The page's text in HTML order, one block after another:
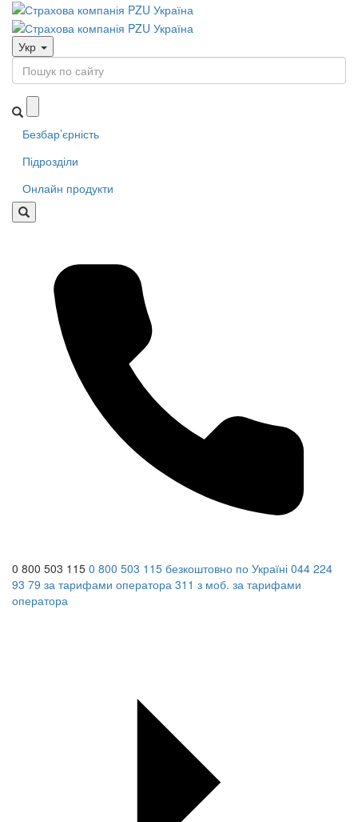
Укр
Безбар’єрність
Підрозділи
Онлайн продукти
0 800 503 115 0 800 503 115 безкоштовно по Україні 044 224
93 79 за тарифами оператора 311 з моб. за тарифами
оператора